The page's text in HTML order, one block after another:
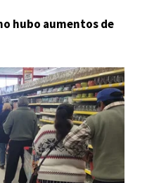
hubo aumentos de